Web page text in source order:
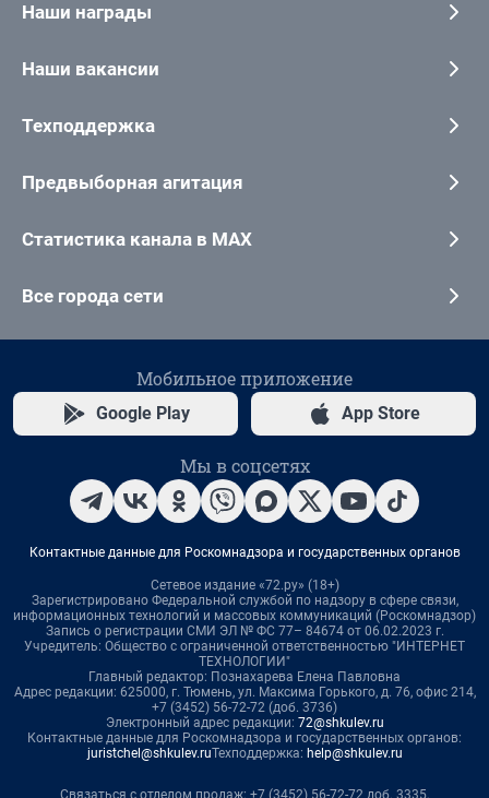
Наши награды
Наши вакансии
Техподдержка
Предвыборная агитация
Статистика канала в MAX
Все города сети
Мобильное приложение
Google Play App Store
Мы в соцсетях
Контактные данные для Роскомнадзора и государственных органов
Сетевое издание «72.ру» (18+)
Зарегистрировано Федеральной службой по надзору в сфере связи,
информационных технологий и массовых коммуникаций (Роскомнадзор)
Запись о регистрации СМИ ЭЛ № ФС 77– 84674 от 06.02.2023 г.
Учредитель: Общество с ограниченной ответственностью "ИНТЕРНЕТ
ТЕХНОЛОГИИ"
Главный редактор: Познахарева Елена Павловна
Адрес редакции: 625000, г. Тюмень, ул. Максима Горького, д. 76, офис 214,
+7 (3452) 56-72-72 (доб. 3736)
Электронный адрес редакции: 72@shkulev.ru
Контактные данные для Роскомнадзора и государственных органов:
juristchel@shkulev.ruТехподдержка: help@shkulev.ru
Связаться с отделом продаж: +7 (3452) 56-72-72 доб. 3335,